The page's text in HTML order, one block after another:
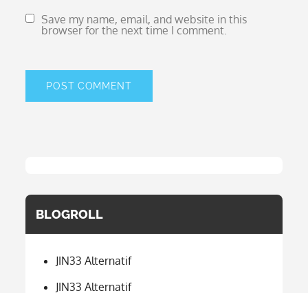
Save my name, email, and website in this
browser for the next time I comment.
BLOGROLL
JIN33 Alternatif
JIN33 Alternatif